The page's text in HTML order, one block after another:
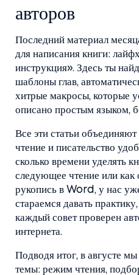
авторов
Последний материал
для написания книги:
инструкция». Здесь ты
шаблоны глав,
хитрые макросы, которые
описано простым языком,
Все эти статьи объединяют
чтение и писательство
сколько времени уделять
следующее чтение или
рукопись в Word, у нас
стараемся давать
каждый совет проверен
интернета.
Подводя итог, в августе
темы: режим чтения,